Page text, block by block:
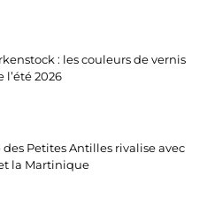
: les couleurs de vernis
l’été 2026
Petites Antilles rivalise avec
la Martinique